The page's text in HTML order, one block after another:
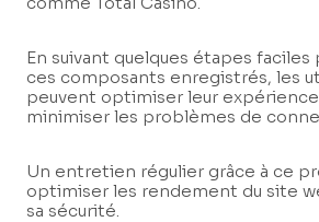
En suivant quelques étapes
ces composants enregistrés, les
peuvent optimiser leur
minimiser les problèmes de
Un entretien régulier grâce à ce
optimiser les rendement du site
sa sécurité.